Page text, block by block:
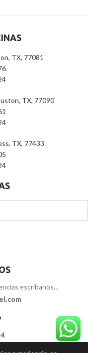
TX, 77081
TX, 77090
TX, 77433
escríbanos...